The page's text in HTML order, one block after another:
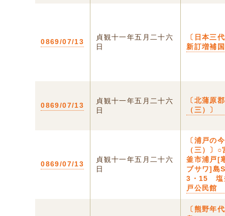
0869/07/13
貞観十一年五月二十六
日
〔日本三
新訂増補
0869/07/13
貞観十一年五月二十六
日
〔北蒲原
（三）〕
0869/07/13
貞観十一年五月二十六
日
〔浦戸の
（三）〕
釜市浦戸[
ブサワ]島
3・15 塩
戸公民館
〔熊野年